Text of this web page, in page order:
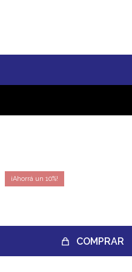
10
COMPRAR